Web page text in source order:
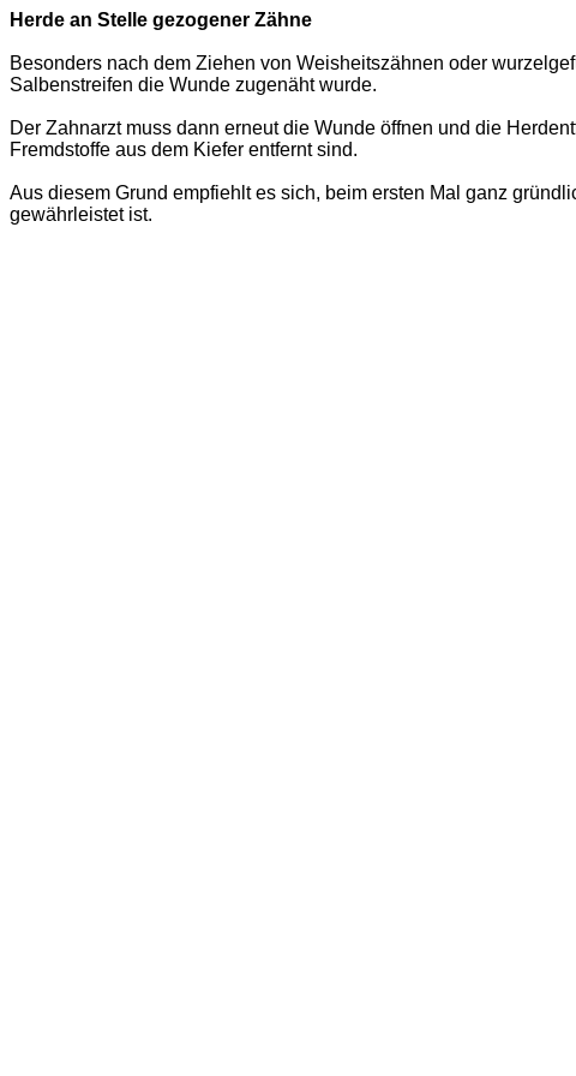
Herde an Stelle gezogener Zähne
Besonders nach dem Ziehen von Weisheitszähnen oder
Salbenstreifen die Wunde zugenäht wurde.
Der Zahnarzt muss dann erneut die Wunde öffnen und die
Fremdstoffe aus dem Kiefer entfernt sind.
Aus diesem Grund empfiehlt es sich, beim ersten Mal ganz
gewährleistet ist.